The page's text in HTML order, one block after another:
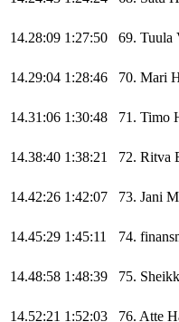
14.28:09 1:27:50 69. Tuula
14.29:04 1:28:46 70. Mari
14.31:06 1:30:48 71. Timo
14.38:40 1:38:21 72. Ritva
14.42:26 1:42:07 73. Jani
14.45:29 1:45:11 74.
14.48:58 1:48:39 75.
14.52:21 1:52:03 76. Atte